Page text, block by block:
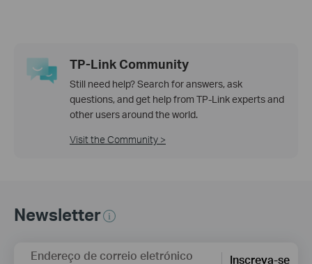
TP-Link Community
Still need help? Search for answers, ask
questions, and get help from TP-Link experts and
other users around the world.
Visit the Community >
Newsletter
Endereço de correio eletrónico Inscreva-se